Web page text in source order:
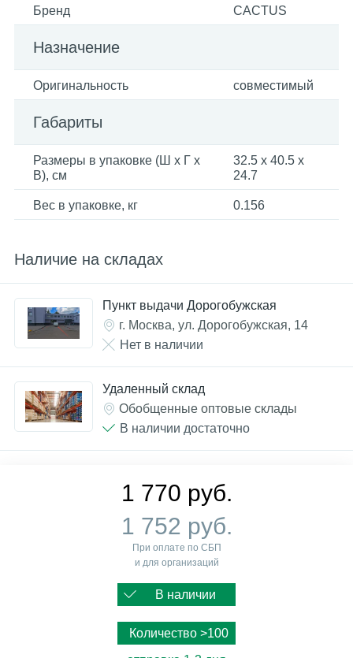
Бренд CACTUS
Назначение
Оригинальность совместимый
Габариты
Размеры в упаковке (Ш x Г x
В), см
32.5 x 40.5 x
24.7
Вес в упаковке, кг 0.156
Наличие на складах
Пункт выдачи Дорогобужская
г. Москва, ул. Дорогобужская, 14
Нет в наличии
Удаленный склад
Обобщенные оптовые склады
В наличии достаточно
1 770 руб.
1 752 руб.
При оплате по СБП
и для организаций
В наличии
Количество >100